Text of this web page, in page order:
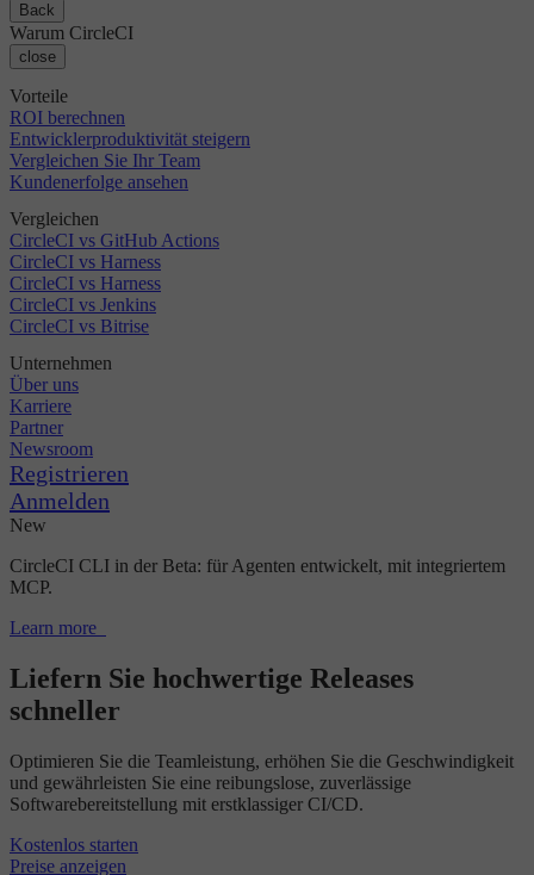
Back
Warum CircleCI
close
Vorteile
ROI berechnen
Entwicklerproduktivität steigern
Vergleichen Sie Ihr Team
Kundenerfolge ansehen
Vergleichen
CircleCI vs GitHub Actions
CircleCI vs Harness
CircleCI vs Harness
CircleCI vs Jenkins
CircleCI vs Bitrise
Unternehmen
Über uns
Karriere
Partner
Newsroom
Registrieren
Anmelden
New
CircleCI CLI in der Beta: für Agenten entwickelt, mit integriertem
MCP.
Learn more
Liefern Sie hochwertige Releases
schneller
Optimieren Sie die Teamleistung, erhöhen Sie die Geschwindigkeit
und gewährleisten Sie eine reibungslose, zuverlässige
Softwarebereitstellung mit erstklassiger CI/CD.
Kostenlos starten
Preise anzeigen